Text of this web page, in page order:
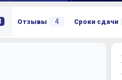
Отзывы 4 Сроки сдачи